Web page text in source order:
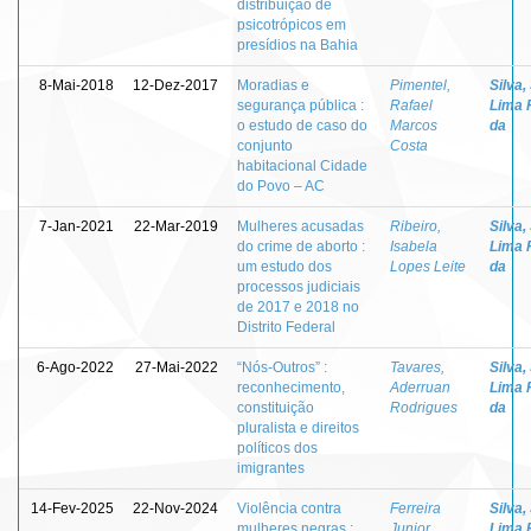
distribuição de
psicotrópicos em
presídios na Bahia
8-Mai-2018 12-Dez-2017
Moradias e
segurança pública :
o estudo de caso do
conjunto
habitacional Cidade
do Povo – AC
Pimentel,
Rafael
Marcos
Costa
Silva,
Lima
da
7-Jan-2021 22-Mar-2019
Mulheres acusadas
do crime de aborto :
um estudo dos
processos judiciais
de 2017 e 2018 no
Distrito Federal
Ribeiro,
Isabela
Lopes Leite
Silva,
Lima
da
6-Ago-2022 27-Mai-2022
“Nós-Outros” :
reconhecimento,
constituição
pluralista e direitos
políticos dos
imigrantes
Tavares,
Aderruan
Rodrigues
Silva,
Lima
da
14-Fev-2025 22-Nov-2024
Violência contra
Ferreira
Silva,